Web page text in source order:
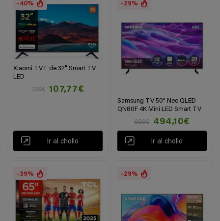
-40%
Xiaomi TV F de 32" Smart TV
LED
179€
107,77€
Ir al chollo
-29%
Samsung TV 50" Neo QLED
QN80F 4K Mini LED Smart TV
699€
494,10€
Ir al chollo
-39% -29%